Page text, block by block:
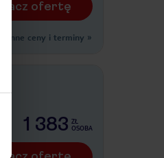
ofertę
Inne ceny i terminy »
1 383 ZŁ
OSOBA